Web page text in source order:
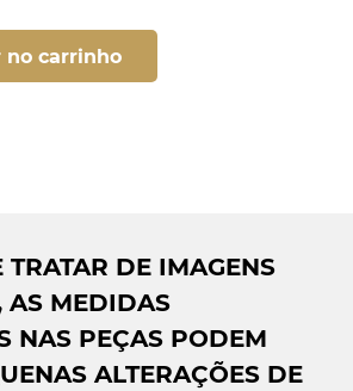
no carrinho
TRATAR DE IMAGENS
AS MEDIDAS
NAS PEÇAS PODEM
ALTERAÇÕES DE